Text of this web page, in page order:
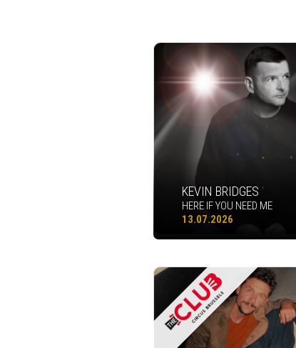
KEVIN BRIDGES
HERE IF YOU NEED ME
13.07.2026